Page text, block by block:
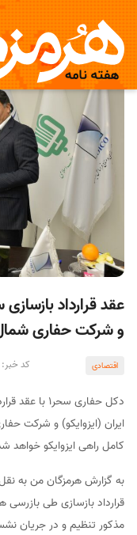
و شرکت حفاری
اقتصادی کد خبر: 3821
دکل حفاری
ایران (ایزوایکو) و شرکت
کامل راهی ایزوایکو خواهد
به گزارش هرمزگان من به نقل
قرارداد بازسازی طی
مذکور تنظیم و در جریان